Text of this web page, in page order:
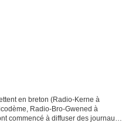
en breton (Radio-Kerne à
Radio-Bro-Gwened à
commencé à diffuser des journaux